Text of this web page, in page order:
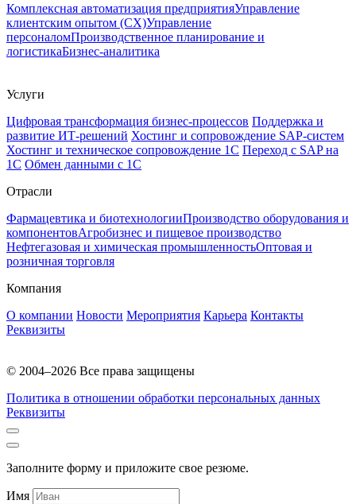
Комплексная автоматизация предприятияУправление
клиентским опытом (CX)Управление
персоналомПроизводственное планирование и
логистикаБизнес-аналитика
Услуги
Цифровая трансформация бизнес-процессов Поддержка и
развитие ИТ-решений Хостинг и сопровождение SAP-систем
Хостинг и техническое сопровождение 1С Переход с SAP на
1С Обмен данными с 1С
Отрасли
Фармацевтика и биотехнологииПроизводство оборудования и
компонентовАгробизнес и пищевое производство
Нефтегазовая и химическая промышленностьОптовая и
розничная торговля
Компания
О компании Новости Мероприятия Карьера Контакты
Реквизиты
© 2004–2026 Все права защищены
Политика в отношении обработки персональных данных
Реквизиты
Заполните форму и приложите свое резюме.
Имя